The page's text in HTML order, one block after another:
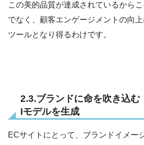
この美的品質が達成されているから
でなく、顧客エンゲージメントの向
ツールとなり得るわけです。
2.3.ブランドに命を吹き込む
Iモデルを生成
ECサイトにとって、ブランドイメー